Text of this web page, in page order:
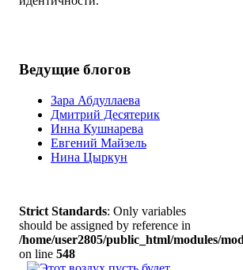
Ведущие блогов
Зара Абдуллаева
Дмитрий Десятерик
Инна Кушнарева
Евгений Майзель
Нина Цыркун
Strict Standards: Only variables
should be assigned by reference in
/home/user2805/public_html/modules/
on line 548